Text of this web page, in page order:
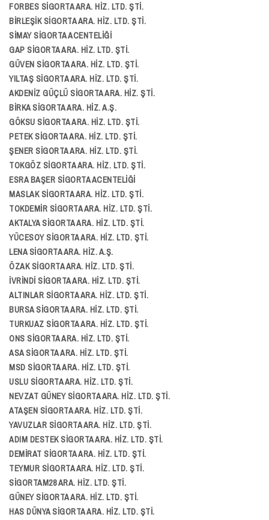
FORBES SİGORTA ARA. HİZ. LTD. ŞTİ.
BİRLEŞİK SİGORTA ARA. HİZ. LTD. ŞTİ.
SİMAY SİGORTA ACENTELİĞİ
GAP SİGORTA ARA. HİZ. LTD. ŞTİ.
GÜVEN SİGORTA ARA. HİZ. LTD. ŞTİ.
YILTAŞ SİGORTA ARA. HİZ. LTD. ŞTİ.
AKDENİZ GÜÇLÜ SİGORTA ARA. HİZ. ŞTİ.
BİRKA SİGORTA ARA. HİZ. A.Ş.
GÖKSU SİGORTA ARA. HİZ. LTD. ŞTİ.
PETEK SİGORTA ARA. HİZ. LTD. ŞTİ.
ŞENER SİGORTA ARA. HİZ. LTD. ŞTİ.
TOKGÖZ SİGORTA ARA. HİZ. LTD. ŞTİ.
ESRA BAŞER SİGORTA ACENTELİĞİ
MASLAK SİGORTA ARA. HİZ. LTD. ŞTİ.
TOKDEMİR SİGORTA ARA. HİZ. LTD. ŞTİ.
AKTALYA SİGORTA ARA. HİZ. LTD. ŞTİ.
YÜCESOY SİGORTA ARA. HİZ. LTD. ŞTİ.
LENA SİGORTA ARA. HİZ. A.Ş.
ÖZAK SİGORTA ARA. HİZ. LTD. ŞTİ.
İVRİNDİ SİGORTA ARA. HİZ. LTD. ŞTİ.
ALTINLAR SİGORTA ARA. HİZ. LTD. ŞTİ.
BURSA SİGORTA ARA. HİZ. LTD. ŞTİ.
TURKUAZ SİGORTA ARA. HİZ. LTD. ŞTİ.
ONS SİGORTA ARA. HİZ. LTD. ŞTİ.
ASA SİGORTA ARA. HİZ. LTD. ŞTİ.
MSD SİGORTA ARA. HİZ. LTD. ŞTİ.
USLU SİGORTA ARA. HİZ. LTD. ŞTİ.
NEVZAT GÜNEY SİGORTA ARA. HİZ. LTD. ŞTİ.
ATAŞEN SİGORTA ARA. HİZ. LTD. ŞTİ.
YAVUZLAR SİGORTA ARA. HİZ. LTD. ŞTİ.
ADIM DESTEK SİGORTA ARA. HİZ. LTD. ŞTİ.
DEMİRAT SİGORTA ARA. HİZ. LTD. ŞTİ.
TEYMUR SİGORTA ARA. HİZ. LTD. ŞTİ.
SİGORTAM28 ARA. HİZ. LTD. ŞTİ.
GÜNEY SİGORTA ARA. HİZ. LTD. ŞTİ.
HAS DÜNYA SİGORTA ARA. HİZ. LTD. ŞTİ.